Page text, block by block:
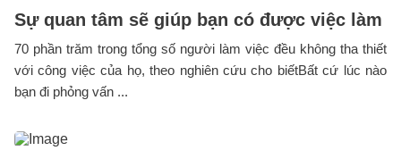
Sự quan tâm sẽ giúp bạn có được việc làm
70 phần trăm trong tổng số người làm việc đều không tha thiết
với công việc của họ, theo nghiên cứu cho biếtBất cứ lúc nào
bạn đi phỏng vấn ...